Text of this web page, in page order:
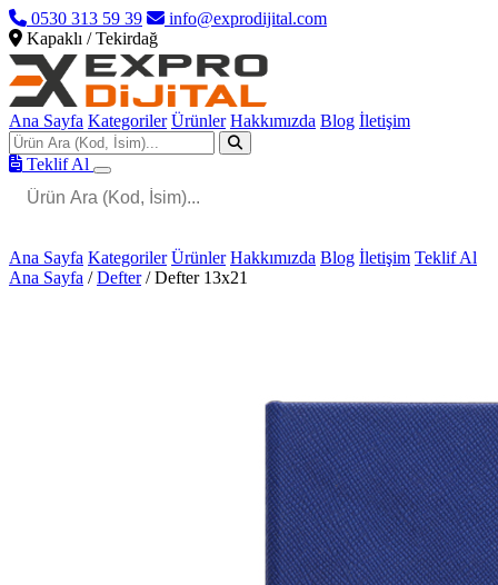
0530 313 59 39
info@exprodijital.com
Kapaklı / Tekirdağ
Ana Sayfa Kategoriler Ürünler Hakkımızda Blog İletişim
Teklif Al
Ana Sayfa Kategoriler Ürünler Hakkımızda Blog İletişim Teklif Al
Ana Sayfa / Defter / Defter 13x21